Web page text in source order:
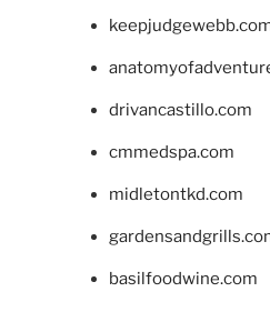
drivancastillo.com
cmmedspa.com
midletontkd.com
basilfoodwine.com